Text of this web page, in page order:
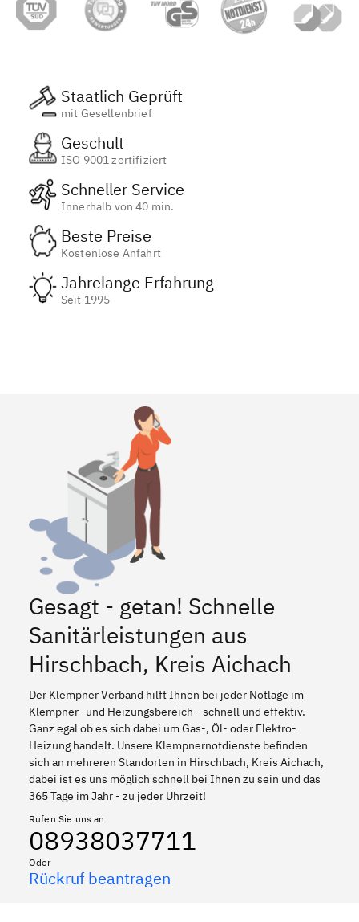
Staatlich Geprüft
mit Gesellenbrief
Geschult
ISO 9001 zertifiziert
Schneller Service
Innerhalb von 40 min.
Beste Preise
Kostenlose Anfahrt
Jahrelange Erfahrung
Seit 1995
Gesagt - getan! Schnelle
Sanitärleistungen aus
Hirschbach, Kreis Aichach
Der Klempner Verband hilft Ihnen bei jeder Notlage im
Klempner- und Heizungsbereich - schnell und effektiv.
Ganz egal ob es sich dabei um Gas-, Öl- oder Elektro-
Heizung handelt. Unsere Klempnernotdienste befinden
sich an mehreren Standorten in Hirschbach, Kreis Aichach,
dabei ist es uns möglich schnell bei Ihnen zu sein und das
365 Tage im Jahr - zu jeder Uhrzeit!
Rufen Sie uns an
08938037711
Oder
Rückruf beantragen